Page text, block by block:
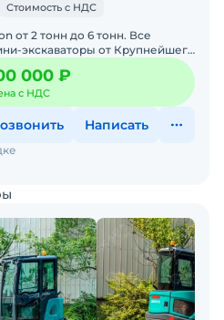
Стоимость с НДС
от 2 тонн до 6 тонн. Все
экскаваторы от Крупнейшего
Китая, в наличии со складов в
000 ₽
с НДС
Написать